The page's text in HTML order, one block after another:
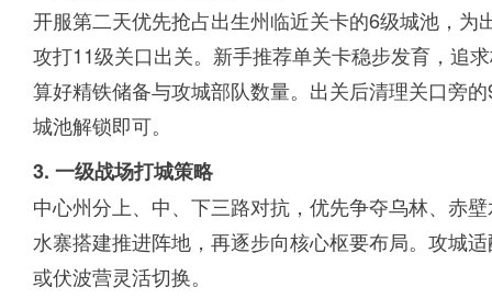
开服第二天优先抢占出生州临近关卡的6级城池，
攻打11级关口出关。新手推荐单关卡稳步发育，追
算好精铁储备与攻城部队数量。出关后清理关口旁
城池解锁即可。
3. 一级战场打城策略
中心州分上、中、下三路对抗，优先争夺乌林、赤
水寨搭建推进阵地，再逐步向核心枢要布局。攻城
或伏波营灵活切换。